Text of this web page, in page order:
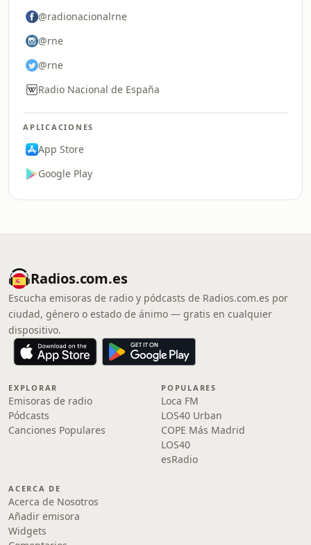
@radionacionalrne
@rne
@rne
Radio Nacional de España
APLICACIONES
App Store
Google Play
Radios.com.es
Escucha emisoras de radio y pódcasts de Radios.com.es por
ciudad, género o estado de ánimo — gratis en cualquier
dispositivo.
EXPLORAR
Emisoras de radio
Pódcasts
Canciones Populares
POPULARES
Loca FM
LOS40 Urban
COPE Más Madrid
LOS40
esRadio
ACERCA DE
Acerca de Nosotros
Añadir emisora
Widgets